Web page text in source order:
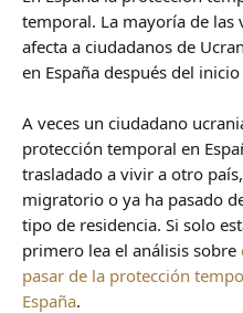
temporal. La mayoría de las
afecta a ciudadanos de
en España después del
A veces un ciudadano
protección temporal en
trasladado a vivir a otro
migratorio o ya ha pasado
tipo de residencia. Si solo
primero lea el análisis sobre
pasar de la protección
España.